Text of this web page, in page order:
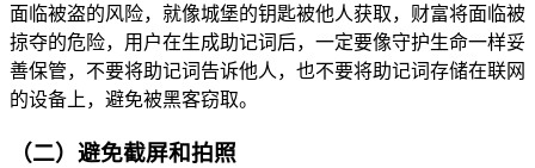
面临被盗的风险，就像城堡的钥匙被他人获取，财富将面临被
掠夺的危险，用户在生成助记词后，一定要像守护生命一样妥
善保管，不要将助记词告诉他人，也不要将助记词存储在联网
的设备上，避免被黑客窃取。
（二）避免截屏和拍照